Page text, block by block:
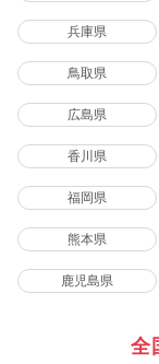
兵庫県
鳥取県
広島県
香川県
福岡県
熊本県
鹿児島県
全